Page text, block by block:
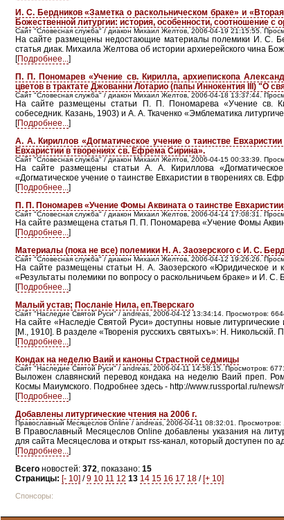
И. С. Бердников «Заметка о раскольническом браке» и
Божественной литургии: история, особенности, соотношение
Сайт "Словесная служба" / диакон Михаил Желтов, 2006-04-19 21:15:55.
На сайте размещены недостающие материалы полемики И. С.
статья диак. Михаила Желтова об истории архиерейского чина
[Подробнее...]
П. П. Пономарев «Учение св. Кирилла, архиепископа
цветов в трактате Джованни Лотарио (папы Иннокентия III) "О
Сайт "Словесная служба" / диакон Михаил Желтов, 2006-04-18 13:37:44.
На сайте размещены статьи П. П. Пономарева «Учение св.
собеседник. Казань, 1903) и А. А. Ткаченко «Эмблематика
[Подробнее...]
А. А. Кириллов «Догматическое учение о таинстве
Евхаристии в творениях св. Ефрема Сирина».
Сайт "Словесная служба" / диакон Михаил Желтов, 2006-04-15 00:33:39.
На сайте размещены статьи А. А. Кириллова
«Догматическое учение о таинстве Евхаристии в творениях св.
[Подробнее...]
П. П. Пономарев «Учение Фомы Аквината о таинстве
Сайт "Словесная служба" / диакон Михаил Желтов, 2006-04-14 17:08:31.
На сайте размещена статья П. П. Пономарева «Учение Фомы
[Подробнее...]
Материалы (пока не все) полемики Н. А. Заозерского с И. С.
Сайт "Словесная служба" / диакон Михаил Желтов, 2006-04-12 19:26:26.
На сайте размещены статьи Н. А. Заозерского «Юридическое и
«Результаты полемики по вопросу о раскольничьем браке» и И.
[Подробнее...]
Малый устав; Посланіе Нила, еп.Тверскаго
Сайт "Наследие Святой Руси" / andreas, 2006-04-12 13:34:14. Просмотров:
На сайте «Наследiе Святой Руси» доступны новые
[М., 1910]. В разделе «Творенiя русскихъ святыхъ»: Н. Никольскій.
[Подробнее...]
Кондак на неделю Ваий и каноны Страстной седмицы
Сайт "Наследие Святой Руси" / andreas, 2006-04-11 14:58:15. Просмотров:
Выложен славянский перевод кондака на неделю Ваий преп.
Космы Маиумского. Подробнее здесь - http://www.russportal.ru/
[Подробнее...]
Добавлены литургические чтения на 2006 г.
Православный Месяцеслов Online / andreas, 2006-04-11 08:32:01. Просмотров:
В Православный Месяцеслов Online добавлены указания на
для сайта Месяцеслова и открыт rss-канал, который доступен по
[Подробнее...]
Всего новостей: 372, показано: 15
Страницы: [- 10] /9 10 11 12 13 14 15 16 17 18 / [+ 10]
Спонсоры: